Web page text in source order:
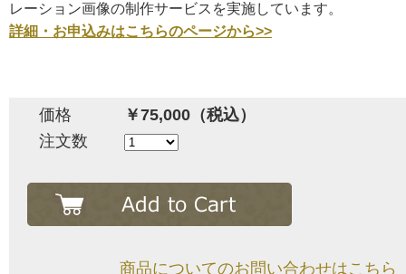
レーション画像の制作サービスを実施しています。
詳細・お申込みはこちらのページから>>
価格
￥75,000（税込）
注文数
商品についてのお問い合わせはこちら